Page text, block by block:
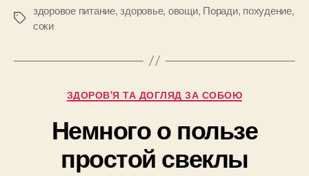
овощных
Позначки
здоровое питание,здоровье, овощи, Поради, похудение,
соки
Категорії
ЗДОРОВ'Я ТА ДОГЛЯД ЗА СОБОЮ
Немного о пользе
простой свеклы